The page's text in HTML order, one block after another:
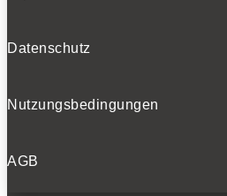
Datenschutz
Nutzungsbedingungen
AGB